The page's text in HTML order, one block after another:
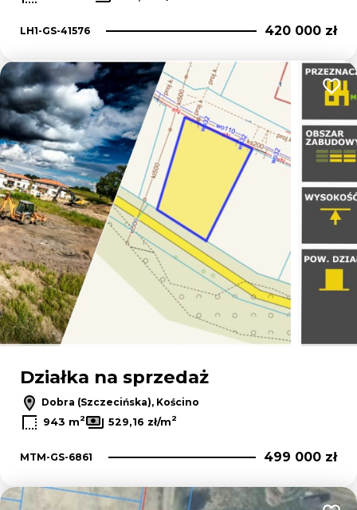
LH1-GS-41576 420 000 zł
Działka na sprzedaż
Dobra (Szczecińska), Kościno
943 m2 529,16 zł/m2
MTM-GS-6861 499 000 zł